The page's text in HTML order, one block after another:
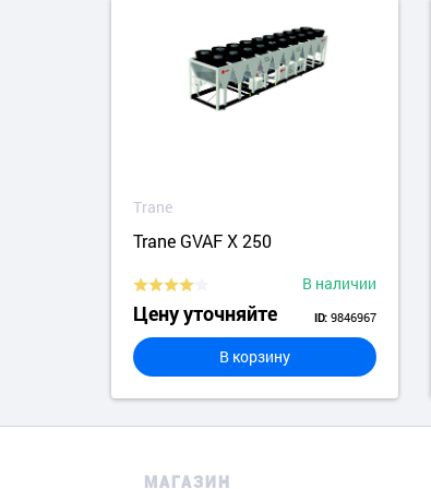
Trane
Trane GVAF X 250
В наличии
Цену уточняйте ID: 9846967
В корзину
МАГАЗИН